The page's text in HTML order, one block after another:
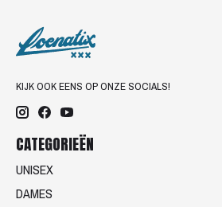
KIJK OOK EENS OP ONZE SOCIALS!
CATEGORIEËN
UNISEX
DAMES